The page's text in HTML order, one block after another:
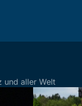
und aller Welt